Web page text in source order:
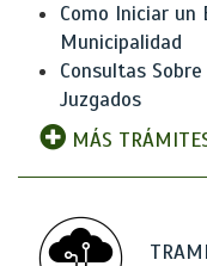
Como Iniciar un
Municipalidad
Consultas
Juzgados
MÁS